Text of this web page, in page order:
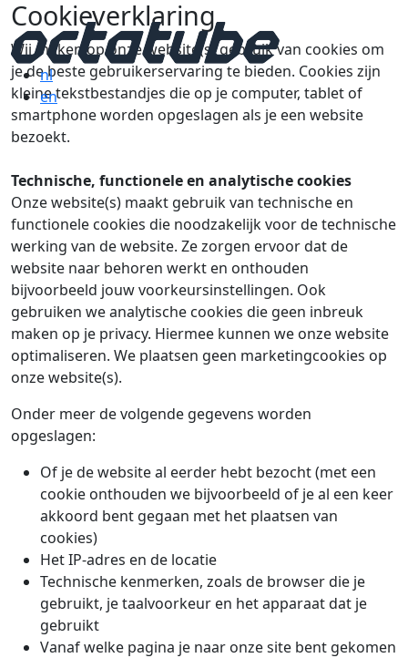
nl
en
Cookieverklaring
Wij maken op onze website(s) gebruik van cookies om
je de beste gebruikerservaring te bieden. Cookies zijn
kleine tekstbestandjes die op je computer, tablet of
smartphone worden opgeslagen als je een website
bezoekt.
Technische, functionele en analytische cookies
Onze website(s) maakt gebruik van technische en
functionele cookies die noodzakelijk voor de technische
werking van de website. Ze zorgen ervoor dat de
website naar behoren werkt en onthouden
bijvoorbeeld jouw voorkeursinstellingen. Ook
gebruiken we analytische cookies die geen inbreuk
maken op je privacy. Hiermee kunnen we onze website
optimaliseren. We plaatsen geen marketingcookies op
onze website(s).
Onder meer de volgende gegevens worden
opgeslagen:
Of je de website al eerder hebt bezocht (met een
cookie onthouden we bijvoorbeeld of je al een keer
akkoord bent gegaan met het plaatsen van
cookies)
Het IP-adres en de locatie
Technische kenmerken, zoals de browser die je
gebruikt, je taalvoorkeur en het apparaat dat je
gebruikt
Vanaf welke pagina je naar onze site bent gekomen